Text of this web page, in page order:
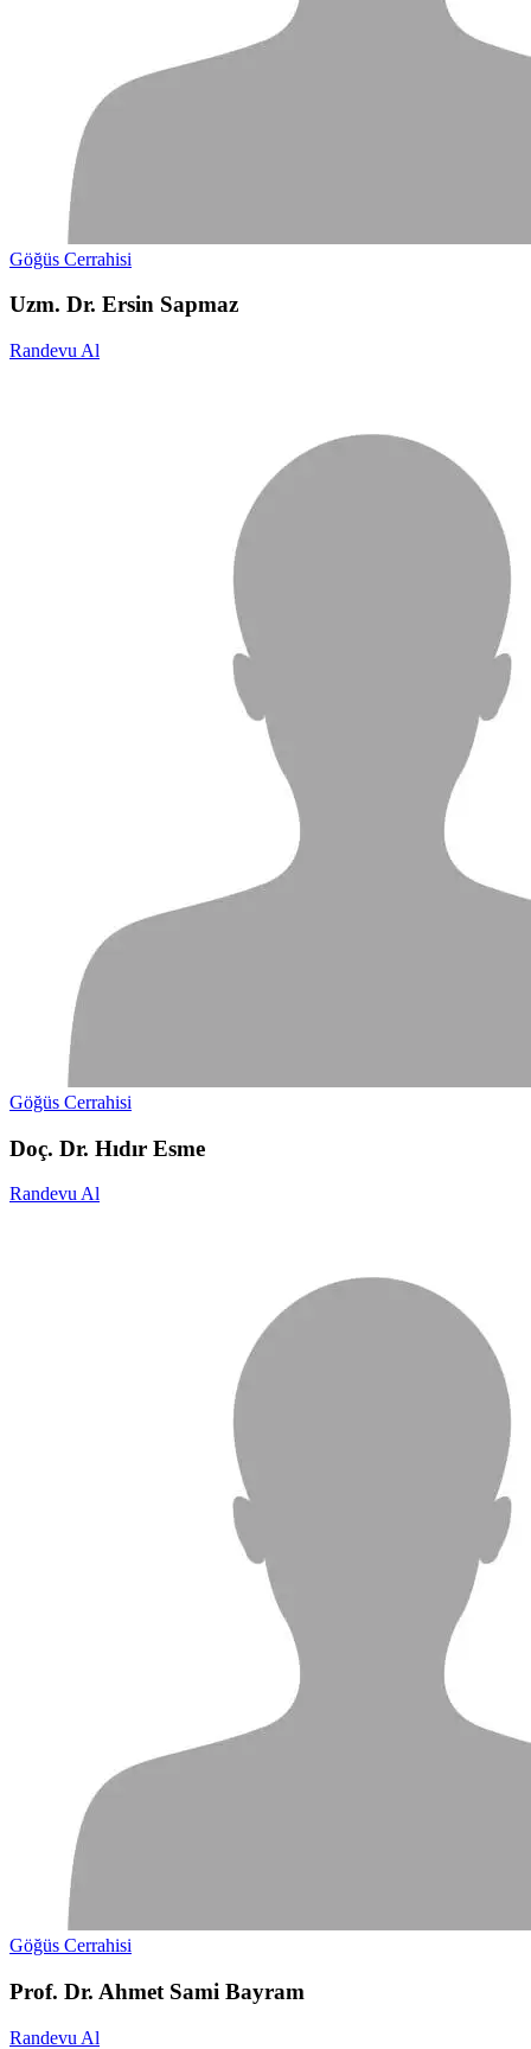
Göğüs Cerrahisi
Uzm. Dr. Ersin Sapmaz
Randevu Al
Göğüs Cerrahisi
Doç. Dr. Hıdır Esme
Randevu Al
Göğüs Cerrahisi
Prof. Dr. Ahmet Sami Bayram
Randevu Al